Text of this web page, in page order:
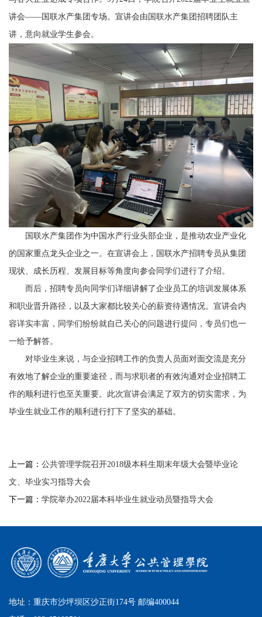
讲会——国联水产集团专场。宣讲会由国联水产集团招聘团队主
讲，意向就业学生参会。
国联水产集团作为中国水产行业头部企业，是推动农业产业化
的国家重点龙头企业之一。在宣讲会上，国联水产招聘专员从集团
现状、成长历程、发展目标等角度向参会同学们进行了介绍。
而后，招聘专员向同学们详细讲解了企业员工的培训发展体系
和职业晋升路径，以及大家都比较关心的薪资待遇情况。宣讲会内
容详实丰富，同学们纷纷就自己关心的问题进行提问，专员们也一
一给予解答。
对毕业生来说，与企业招聘工作的负责人员面对面交流是充分
有效地了解企业的重要途径，而与求职者的有效沟通对企业招聘工
作的顺利进行也至关重要。此次宣讲会满足了双方的切实需求，为
毕业生就业工作的顺利进行打下了坚实的基础。
上一篇： 公共管理学院召开2018级本科生期末年级大会暨毕业论
文、毕业实习指导大会
下一篇： 学院举办2022届本科毕业生就业动员暨指导大会
地址：重庆市沙坪坝区沙正街174号 邮编400044